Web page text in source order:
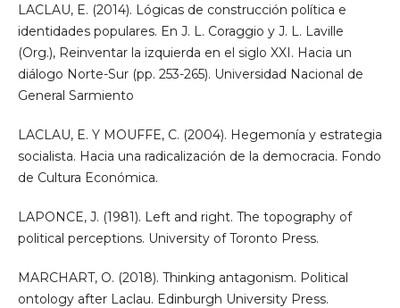
LACLAU, E. (2014). Lógicas de construcción política e
identidades populares. En J. L. Coraggio y J. L. Laville
(Org.), Reinventar la izquierda en el siglo XXI. Hacia un
diálogo Norte-Sur (pp. 253-265). Universidad Nacional de
General Sarmiento
LACLAU, E. Y MOUFFE, C. (2004). Hegemonía y estrategia
socialista. Hacia una radicalización de la democracia. Fondo
de Cultura Económica.
LAPONCE, J. (1981). Left and right. The topography of
political perceptions. University of Toronto Press.
MARCHART, O. (2018). Thinking antagonism. Political
ontology after Laclau. Edinburgh University Press.